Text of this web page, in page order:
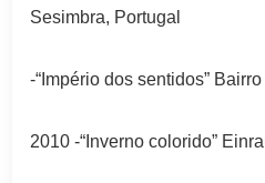
Sesimbra, Portugal
-“Império dos sentidos”
2010 -“Inverno colorido”